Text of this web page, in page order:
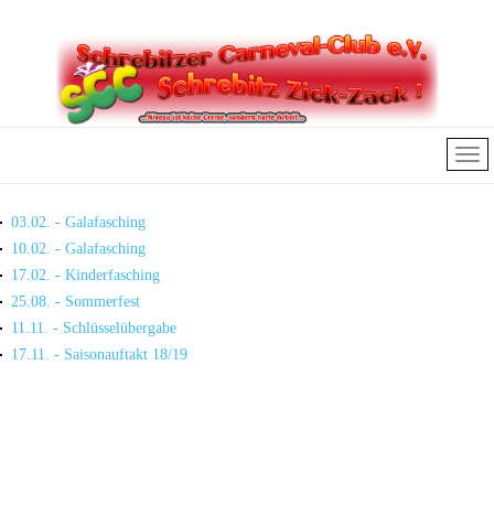
03.02. - Galafasching
10.02. - Galafasching
17.02. - Kinderfasching
25.08. - Sommerfest
11.11. - Schlüsselübergabe
17.11. - Saisonauftakt 18/19